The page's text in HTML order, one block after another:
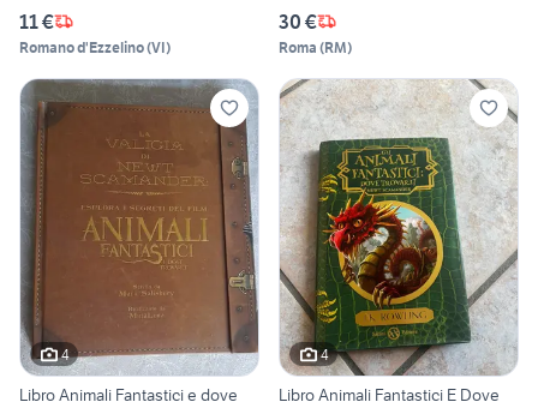
11 €
Romano d'Ezzelino(VI)
30 €
Roma (RM)
4
Libro Animali Fantastici e dove
4
Libro Animali Fantastici E Dove